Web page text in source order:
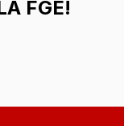
FGE!